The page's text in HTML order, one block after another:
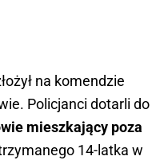
na komendzie
Policjanci dotarli do
mieszkający poza
14-latka w